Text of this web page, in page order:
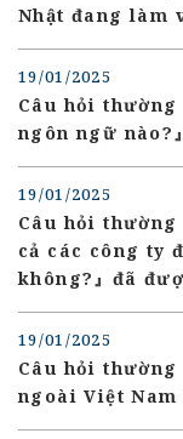
Nhật đang làm
19/01/2025
Câu hỏi thường
ngôn ngữ nào?
19/01/2025
Câu hỏi thường
cả các công ty
không?』đã
19/01/2025
Câu hỏi thường
ngoài Việt Nam